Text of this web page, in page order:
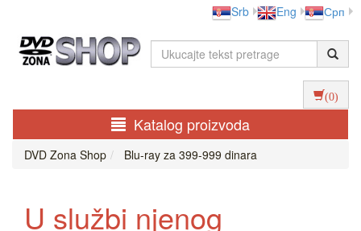
Srb Eng Срп
(0)
Katalog proizvoda
DVD Zona Shop Blu-ray za 399-999 dinara
U službi njenog